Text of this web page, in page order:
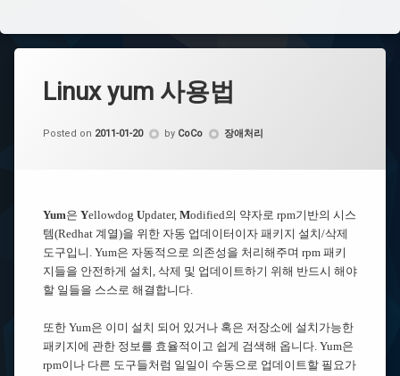
Linux yum 사용법
Posted on 2011-01-20 by CoCo Categories:
장애처리
Yum은 Yellowdog Updater, Modified의 약자로 rpm기반의 시스
템(Redhat 계열)을 위한 자동 업데이터이자 패키지 설치/삭제
도구입니. Yum은 자동적으로 의존성을 처리해주며 rpm 패키
지들을 안전하게 설치, 삭제 및 업데이트하기 위해 반드시 해야
할 일들을 스스로 해결합니다.
또한 Yum은 이미 설치 되어 있거나 혹은 저장소에 설치가능한
패키지에 관한 정보를 효율적이고 쉽게 검색해 옵니다. Yum은
rpm이나 다른 도구들처럼 일일이 수동으로 업데이트할 필요가